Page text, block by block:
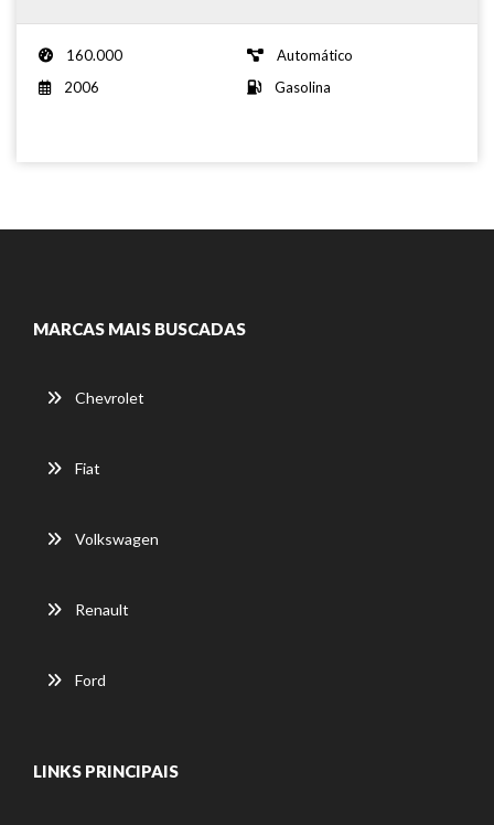
160.000
Automático
2006
Gasolina
MARCAS MAIS BUSCADAS
Chevrolet
Fiat
Volkswagen
Renault
Ford
LINKS PRINCIPAIS